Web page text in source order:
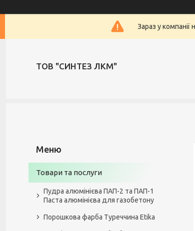
Зараз у
ТОВ "СИНТЕЗ ЛКМ"
Товари та послуги
Пудра алюмінієва ПАП-2 та ПАП-1
Паста алюмінієва для газобетону
Порошкова фарба Туреччина Etika